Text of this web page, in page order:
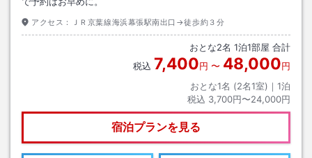
アクセス： ＪＲ京葉線海浜幕張駅南出口→徒歩約３分
おとな2名 1泊1部屋 合計
税込 7,400円 〜 48,000円
おとな1名 (2名1室)｜ 1泊
税込 3,700円〜24,000円
宿泊プランを見る